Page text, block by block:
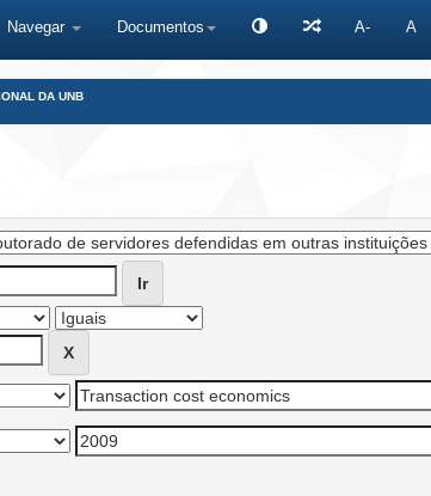
Navegar Documentos A- A
DA UNB